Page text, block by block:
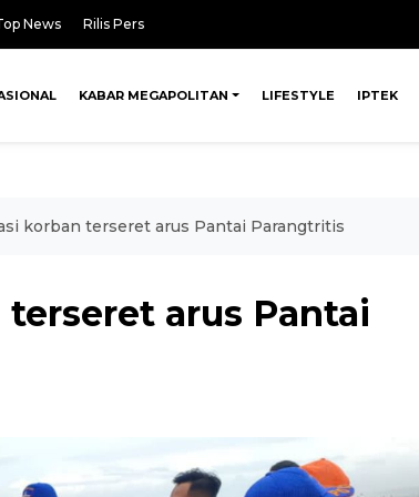
News Rilis Pers
KABAR MEGAPOLITAN LIFESTYLE IPTEK
korban terseret arus Pantai Parangtritis
arus Pantai